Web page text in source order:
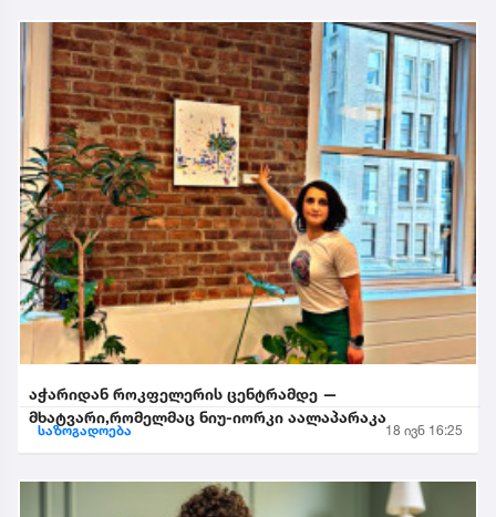
აჭარიდან როკფელერის ცენტრამდე —
მხატვარი,რომელმაც ნიუ-იორკი აალაპარაკა
საზოგადოება 18 ივნ 16:25